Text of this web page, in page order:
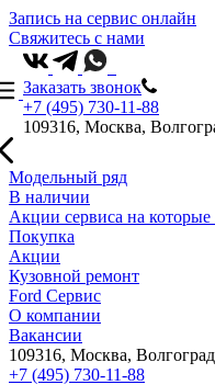
Запись на сервис онлайн
Свяжитесь с нами
Заказать звонок
+7 (495) 730-11-88
109316, Москва,
Модельный ряд
В наличии
Акции сервиса на
Покупка
Акции
Кузовной ремонт
Ford Сервис
О компании
Вакансии
109316, Москва,
+7 (495) 730-11-88